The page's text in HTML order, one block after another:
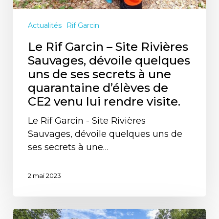
secrets
une
quarantaine
d’élèves
CE2
venu
rendre
Actualités Rif Garcin
Le Rif Garcin – Site Rivières
Sauvages, dévoile quelques
uns de ses secrets à une
quarantaine d’élèves de
CE2 venu lui rendre visite.
Le Rif Garcin - Site Rivières
Sauvages, dévoile quelques uns de
ses secrets à une…
2 mai 2023
L’ADN